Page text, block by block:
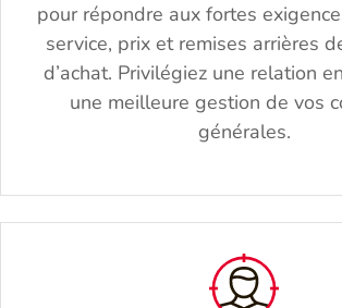
pour répondre aux fortes
service, prix et remises arrières
d’achat. Privilégiez une relation
une meilleure gestion de vos
générales.